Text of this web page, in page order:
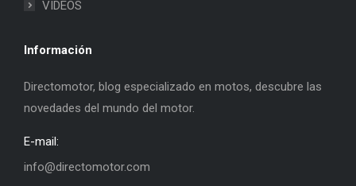
VIDEOS
Información
Directomotor, blog especializado en motos, descubre las
novedades del mundo del motor.
E-mail:
info@directomotor.com